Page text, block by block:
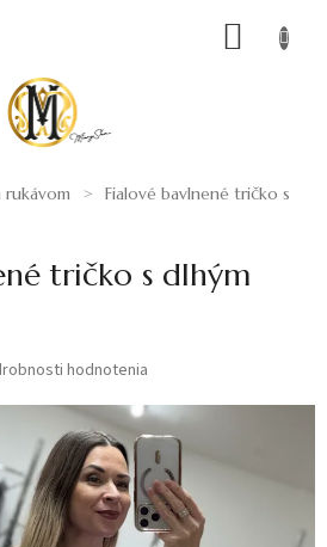
rukávom
Fialové bavlnené tričko s
tričko s dlhým
hodnotenia